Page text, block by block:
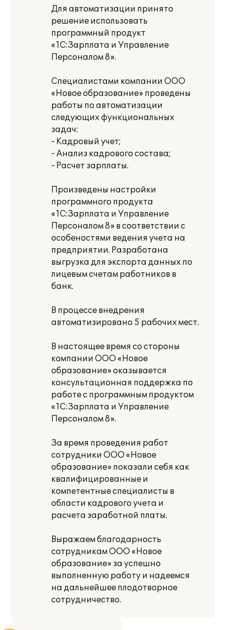
Для автоматизации принято
решение использовать
программный продукт
«1С:Зарплата и Управление
Персоналом 8».
Специалистами компании ООО
«Новое образование» проведены
работы по автоматизации
следующих функциональных
задач:
- Кадровый учет;
- Анализ кадрового состава;
- Расчет зарплаты.
Произведены настройки
программного продукта
«1С:Зарплата и Управление
Персоналом 8» в соответствии с
особеностями ведения учета на
предприятии. Разработана
выгрузка для экспорта данных по
лицевым счетам работников в
банк.
В процессе внедрения
автоматизировано 5 рабочих мест.
В настоящее время со стороны
компании ООО «Новое
образование» оказывается
консультационная поддержка по
работе с программным продуктом
«1С:Зарплата и Управление
Персоналом 8».
За время проведения работ
сотрудники ООО «Новое
образование» показали себя как
квалифицированные и
компетентные специалисты в
области кадрового учета и
расчета заработной платы.
Выражаем благодарность
сотрудникам ООО «Новое
образование» за успешно
выполненную работу и надеемся
на дальнейшее плодотворное
сотрудничество.